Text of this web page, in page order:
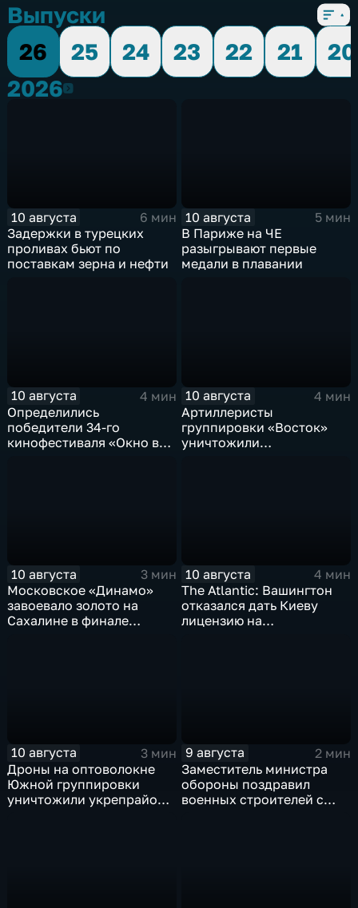
Выпуски
26
25 24 23 22 21
20
20262026
10 августа
6 мин
Задержки в турецких
проливах бьют по
поставкам зерна и нефти
10 августа
5 мин
В Париже на ЧЕ
разыгрывают первые
медали в плавании
10 августа
4 мин
Определились
победители 34-го
кинофестиваля «Окно в
10 августа
4 мин
Артиллеристы
группировки «Восток»
уничтожили
10 августа
3 мин
Московское «Динамо»
завоевало золото на
Сахалине в финале
10 августа
4 мин
The Atlantic: Вашингтон
отказался дать Киеву
лицензию на
10 августа
3 мин
Дроны на оптоволокне
Южной группировки
уничтожили укрепрайон
9 августа
2 мин
Заместитель министра
обороны поздравил
военных строителей с